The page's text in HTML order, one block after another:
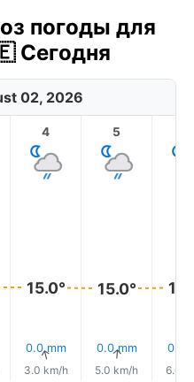
погоды для
Сегодня
02, 2026
4
15.0°
0.0 mm
↑
3.0 km/h
5
15.0°
0.0 mm
↑
5.0 km/h
0.0
6.0